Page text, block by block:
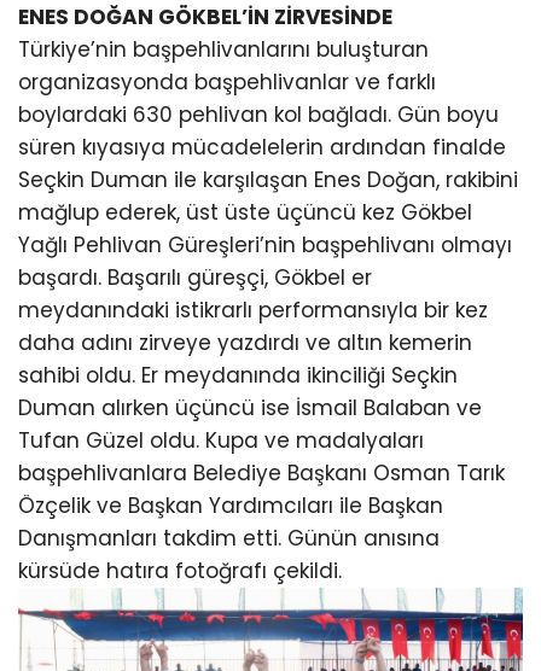
ENES DOĞAN GÖKBEL’İN ZİRVESİNDE
Türkiye’nin başpehlivanlarını buluşturan
organizasyonda başpehlivanlar ve farklı
boylardaki 630 pehlivan kol bağladı. Gün boyu
süren kıyasıya mücadelelerin ardından finalde
Seçkin Duman ile karşılaşan Enes Doğan, rakibini
mağlup ederek, üst üste üçüncü kez Gökbel
Yağlı Pehlivan Güreşleri’nin başpehlivanı olmayı
başardı. Başarılı güreşçi, Gökbel er
meydanındaki istikrarlı performansıyla bir kez
daha adını zirveye yazdırdı ve altın kemerin
sahibi oldu. Er meydanında ikinciliği Seçkin
Duman alırken üçüncü ise İsmail Balaban ve
Tufan Güzel oldu. Kupa ve madalyaları
başpehlivanlara Belediye Başkanı Osman Tarık
Özçelik ve Başkan Yardımcıları ile Başkan
Danışmanları takdim etti. Günün anısına
kürsüde hatıra fotoğrafı çekildi.